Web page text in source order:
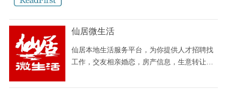
方式，由“术”至“道”，致力于将孩子培养成具有
国际视野的中国人。
仙居微生活
仙居本地生活服务平台，为你提供人才招聘找
工作，交友相亲婚恋，房产信息，生意转让，